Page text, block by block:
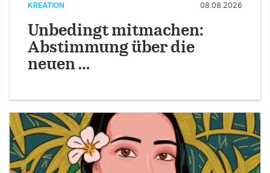
KREATION 08.08.2026
Unbedingt mitmachen:
Abstimmung über die
neuen …